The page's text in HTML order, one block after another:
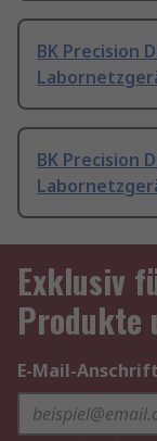
BK Precision
BK Precision
Exklusiv
Produkte
E-Mail-Anschrift